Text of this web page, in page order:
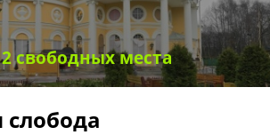
2 свободных места